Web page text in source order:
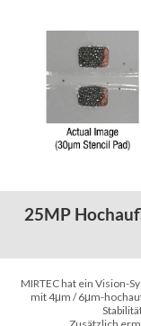
25MP
MIRTEC hat ein Vision-
mit 4μm / 6μm-